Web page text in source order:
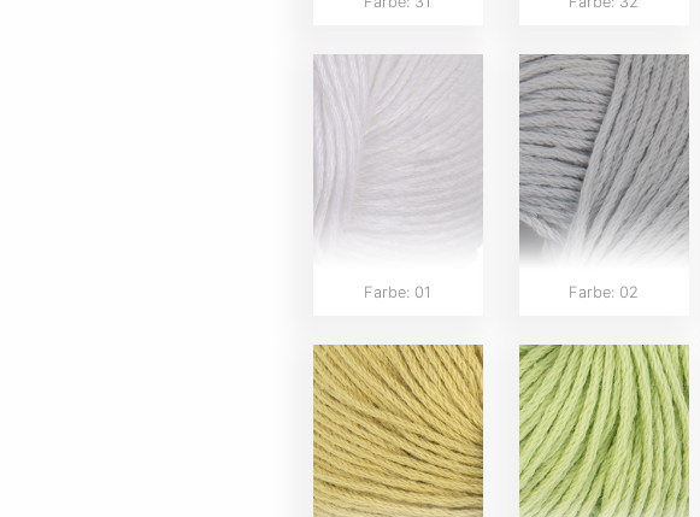
Farbe: 01 Farbe: 02